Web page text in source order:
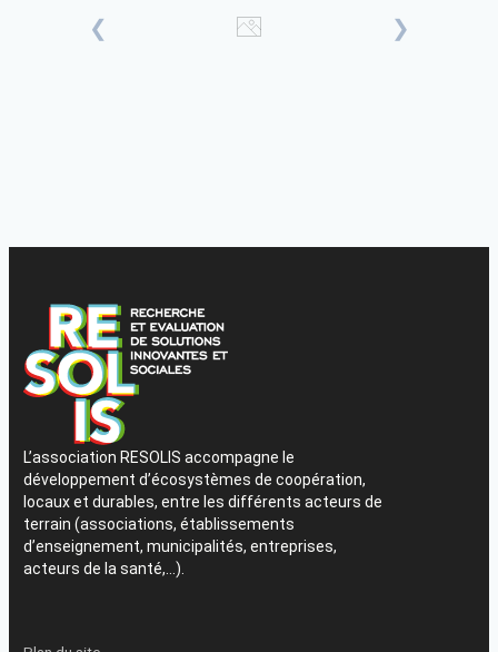
L’association RESOLIS accompagne le
développement d’écosystèmes de coopération,
locaux et durables, entre les différents acteurs de
terrain (associations, établissements
d’enseignement, municipalités, entreprises,
acteurs de la santé,…).